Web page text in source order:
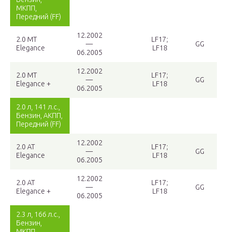
МКПП,
Передний (FF)
2.0 MT
Elegance
12.2002
—
06.2005
LF17;
LF18
GG
2.0 MT
Elegance +
12.2002
—
06.2005
LF17;
LF18
GG
2.0 л, 141 л.с.,
Бензин, АКПП,
Передний (FF)
2.0 AT
Elegance
12.2002
—
06.2005
LF17;
LF18
GG
2.0 AT
Elegance +
12.2002
—
06.2005
LF17;
LF18
GG
2.3 л, 166 л.с.,
Бензин,